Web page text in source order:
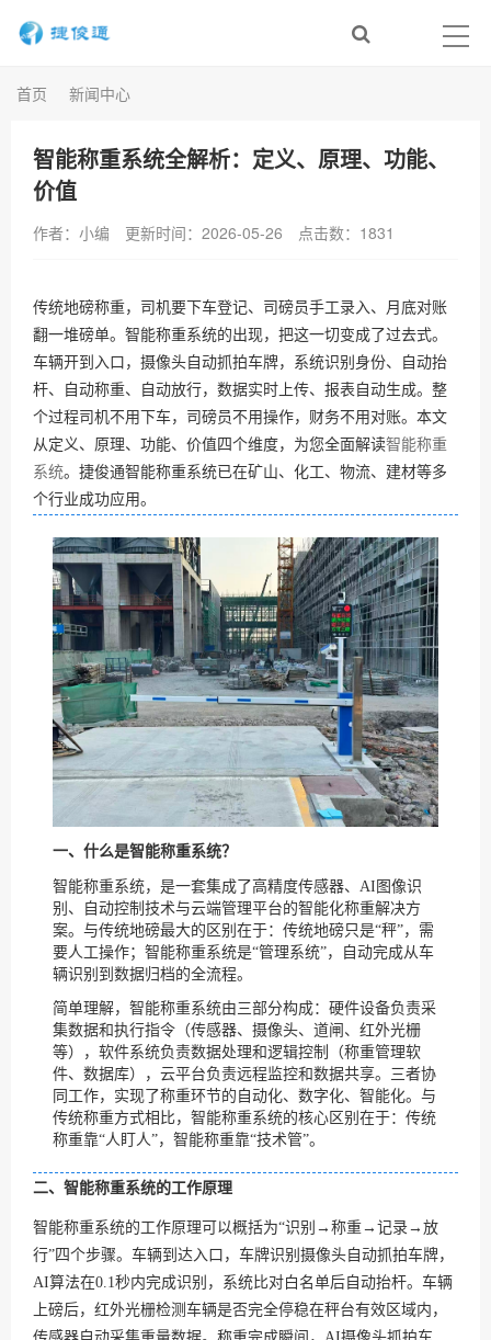
首页 新闻中心
智能称重系统全解析：定义、原理、功能、
价值
作者：小编 更新时间：2026-05-26 点击数： 1831
传统地磅称重，司机要下车登记、司磅员手工录入、月底对账
翻一堆磅单。智能称重系统的出现，把这一切变成了过去式。
车辆开到入口，摄像头自动抓拍车牌，系统识别身份、自动抬
杆、自动称重、自动放行，数据实时上传、报表自动生成。整
个过程司机不用下车，司磅员不用操作，财务不用对账。本文
从定义、原理、功能、价值四个维度，为您全面解读智能称重
系统。捷俊通智能称重系统已在矿山、化工、物流、建材等多
个行业成功应用。
一、什么是智能称重系统？
智能称重系统，是一套集成了高精度传感器、AI图像识
别、自动控制技术与云端管理平台的智能化称重解决方
案。与传统地磅最大的区别在于：传统地磅只是“秤”，需
要人工操作；智能称重系统是“管理系统”，自动完成从车
辆识别到数据归档的全流程。
简单理解，智能称重系统由三部分构成：硬件设备负责采
集数据和执行指令（传感器、摄像头、道闸、红外光栅
等），软件系统负责数据处理和逻辑控制（称重管理软
件、数据库），云平台负责远程监控和数据共享。三者协
同工作，实现了称重环节的自动化、数字化、智能化。与
传统称重方式相比，智能称重系统的核心区别在于：传统
称重靠“人盯人”，智能称重靠“技术管”。
二、智能称重系统的工作原理
智能称重系统的工作原理可以概括为“识别→称重→记录→放
行”四个步骤。车辆到达入口，车牌识别摄像头自动抓拍车牌，
AI算法在0.1秒内完成识别，系统比对白名单后自动抬杆。车辆
上磅后，红外光栅检测车辆是否完全停稳在秤台有效区域内，